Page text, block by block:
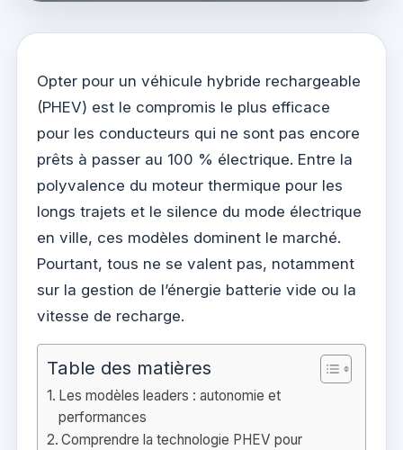
Opter pour un véhicule hybride rechargeable
(PHEV) est le compromis le plus efficace
pour les conducteurs qui ne sont pas encore
prêts à passer au 100 % électrique. Entre la
polyvalence du moteur thermique pour les
longs trajets et le silence du mode électrique
en ville, ces modèles dominent le marché.
Pourtant, tous ne se valent pas, notamment
sur la gestion de l’énergie batterie vide ou la
vitesse de recharge.
Table des matières
Les modèles leaders : autonomie et
performances
Comprendre la technologie PHEV pour